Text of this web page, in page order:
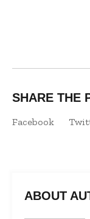
SHARE THE
Facebook
ABOUT